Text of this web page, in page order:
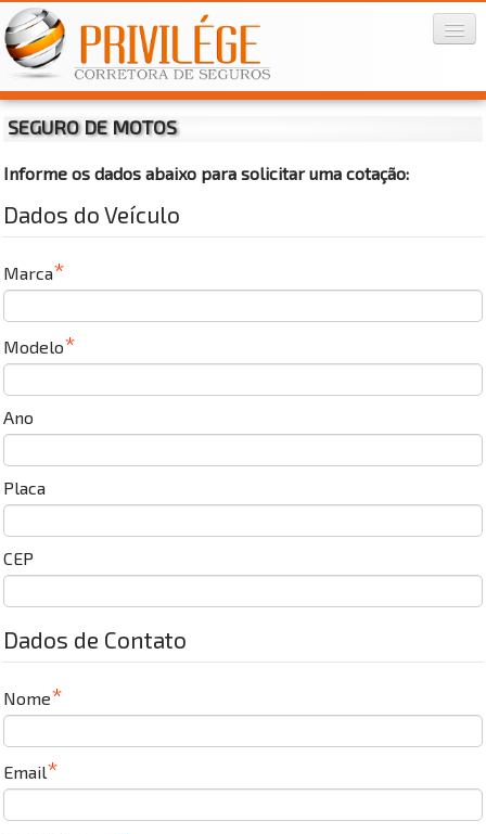
Home
Privilége
Seguros▼
Informações
Contato
SEGURO DE MOTOS
Informe os dados abaixo para solicitar uma cotação:
Dados do Veículo
Marca
Modelo
Ano
Placa
CEP
Dados de Contato
Nome
Email